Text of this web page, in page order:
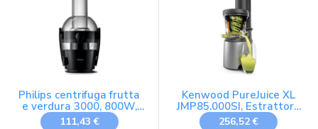
succo 1L, Bianco
Philips centrifuga frutta
e verdura 3000, 800W,
tecnologia QuickClean,
111,43 €
Kenwood PureJuice XL
JMP85.000SI, Estrattore
Frutta e Verdura con
256,52 €